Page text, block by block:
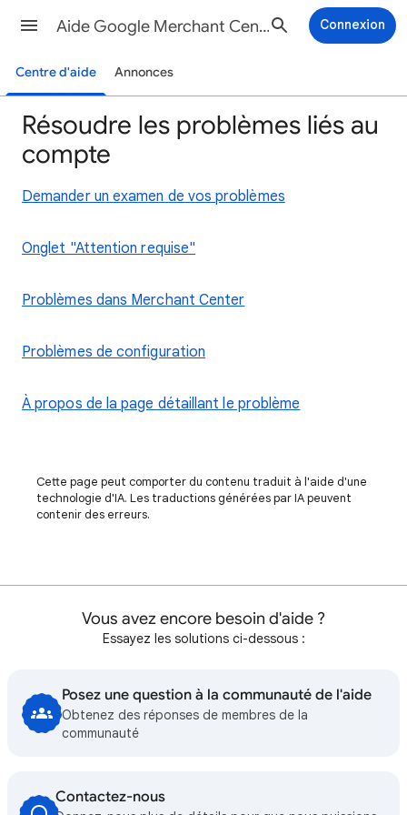
Aide Google Merchant Center Connexion
Centre d'aide Annonces
Résoudre les problèmes liés au
compte
Demander un examen de vos problèmes
Onglet "Attention requise"
Problèmes dans Merchant Center
Problèmes de configuration
À propos de la page détaillant le problème
Cette page peut comporter du contenu traduit à l'aide d'une
technologie d'IA. Les traductions générées par IA peuvent
contenir des erreurs.
Vous avez encore besoin d'aide ?
Essayez les solutions ci-dessous :
Posez une question à la communauté de l'aide
Obtenez des réponses de membres de la
communauté
Contactez-nous